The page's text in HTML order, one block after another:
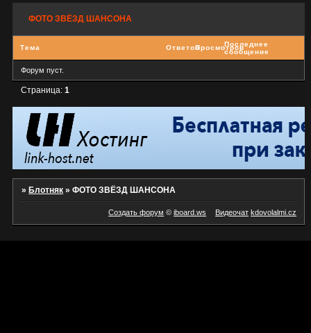
ФОТО ЗВЁЗД ШАНСОНА
Тема ОтветовПросмотровПоследнее
сообщение
Форум пуст.
Страница:1
» Блотняк »ФОТО ЗВЁЗД ШАНСОНА
Создать форум ©iboard.ws Видеочат kdovolalmi.cz